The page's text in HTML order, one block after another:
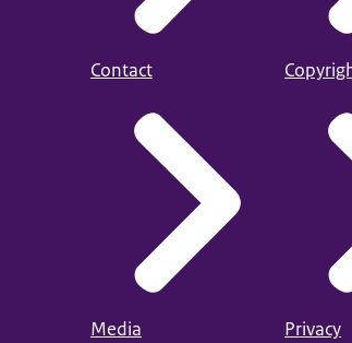
Contact
Media Privacy